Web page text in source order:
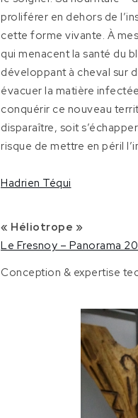
proliférer en dehors de
cette forme vivante. À
qui menacent la santé du
développant à cheval sur
évacuer la matière
conquérir ce nouveau
disparaître, soit
risque de mettre en péril
Hadrien Téqui
« Héliotrope »
Le Fresnoy – Panorama
Conception & expertise